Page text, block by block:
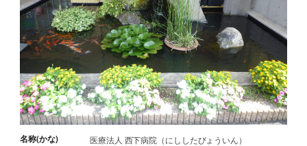
名称(かな) 医療法人 西下病院（にししたびょういん）